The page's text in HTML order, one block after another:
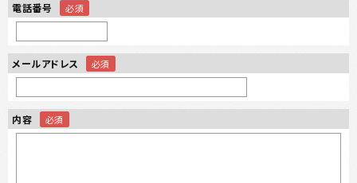
電話番号
メールアドレス
内容